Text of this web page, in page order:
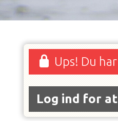
Ups! Du
Log ind for